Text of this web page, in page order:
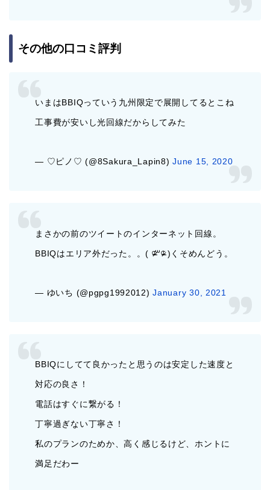
その他の口コミ評判
いまはBBIQっていう九州限定で展開してるとこね
工事費が安いし光回線だからしてみた
— ♡ピノ♡ (@8Sakura_Lapin8)June 15, 2020
まさかの前のツイートのインターネット回線。
BBIQはエリア外だった。。( ᵒ̴̶̷᷄꒳ᵒ̴̶̷᷅ )くそめんどう。
— ゆいち (@pgpg1992012)January 30, 2021
BBIQにしてて良かったと思うのは安定した速度と
対応の良さ！
電話はすぐに繋がる！
丁寧過ぎない丁寧さ！
私のプランのためか、高く感じるけど、ホントに
満足だわー